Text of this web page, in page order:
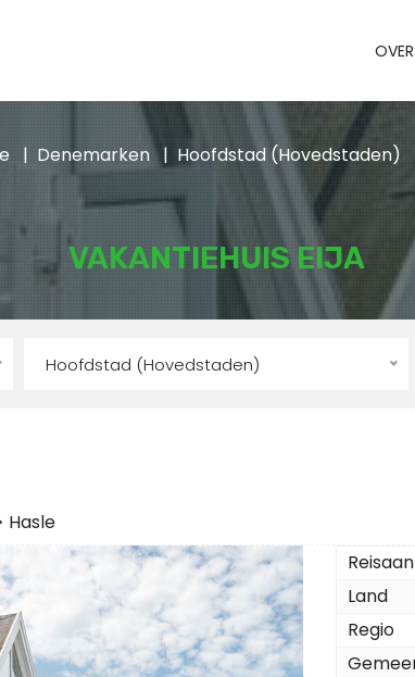
VAKANTIEHUIS EIJA
Denemarken Hoofdstad (Hovedstaden)
Hoofdstad (Hovedstaden)
Hasle
Land
Regio